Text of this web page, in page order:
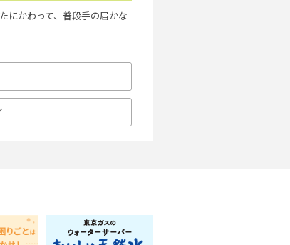
にかわって、普段手の届かな